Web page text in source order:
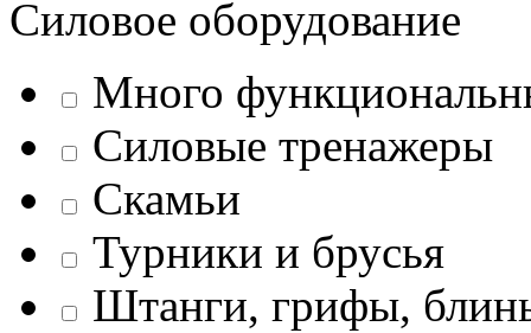
Силовое оборудование
Много
Силовые тренажеры
Скамьи
Турники и брусья
Штанги, грифы,